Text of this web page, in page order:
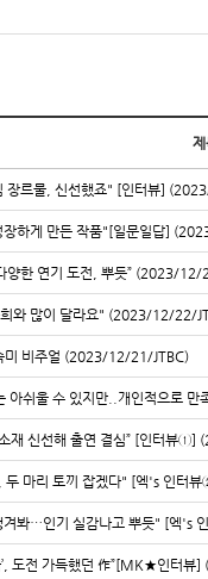
장르물, 신선했죠" [인터뷰]
장하게 만든 작품"[일문일답]
양한 연기 도전, 뿌듯” (2023/
와 많이 달라요" (2023/12/22/
미 비주얼 (2023/12/21/JTBC)
는 아쉬울 수 있지만..개인적으
소재 신선해 출연 결심” [인터뷰
, 두 마리 토끼 잡겠다" [엑's 인
겨봐…인기 실감나고 뿌듯" [엑
’, 도전 가득했던 作”[MK★인터